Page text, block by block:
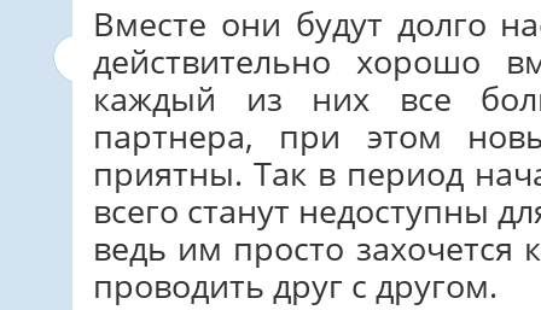
Вместе они будут долго
действительно хорошо
каждый из них все
партнера, при этом
приятны. Так в период
всего станут недоступны
ведь им просто
проводить друг с другом.